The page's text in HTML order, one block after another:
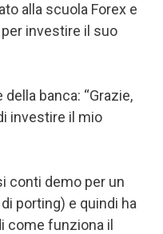
alla scuola Forex e
investire il suo
banca: “Grazie,
investire il mio
conti demo per un
porting) e quindi ha
come funziona il